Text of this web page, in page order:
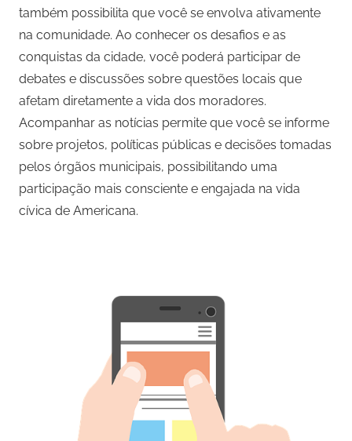
também possibilita que você se envolva ativamente
na comunidade. Ao conhecer os desafios e as
conquistas da cidade, você poderá participar de
debates e discussões sobre questões locais que
afetam diretamente a vida dos moradores.
Acompanhar as notícias permite que você se informe
sobre projetos, políticas públicas e decisões tomadas
pelos órgãos municipais, possibilitando uma
participação mais consciente e engajada na vida
cívica de Americana.